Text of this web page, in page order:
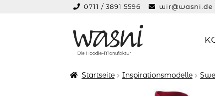
0711 / 3891 5596 wir@wasni.de
Zur
springen
Zum
springen
Startseite Inspirationsmodelle